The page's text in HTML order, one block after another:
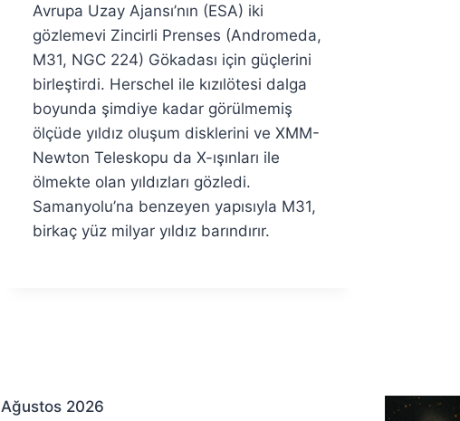
Fuat
Özyar
Avrupa Uzay Ajansı’nın (ESA) iki
gözlemevi Zincirli Prenses (Andromeda,
M31, NGC 224) Gökadası için güçlerini
birleştirdi. Herschel ile kızılötesi dalga
boyunda şimdiye kadar görülmemiş
ölçüde yıldız oluşum disklerini ve XMM-
Newton Teleskopu da X-ışınları ile
ölmekte olan yıldızları gözledi.
Samanyolu’na benzeyen yapısıyla M31,
birkaç yüz milyar yıldız barındırır.
Ağustos 2026